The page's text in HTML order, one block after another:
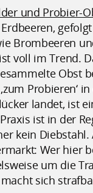
und Probier-
Brombeeren
voll im Trend.
Obst
Probieren‘
landet, ist
ist in der
kein Diebstahl.
Wer hier
um die
sich